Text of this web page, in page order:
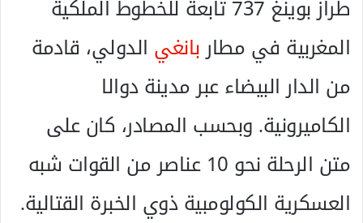
طراز بوينغ 737 تابعة للخطوط الملكية
المغربية في مطاربانغي الدولي، قادمة
من الدار البيضاء عبر مدينة دوالا
الكاميرونية. وبحسب المصادر، كان على
متن الرحلة نحو 10 عناصر من القوات شبه
العسكرية الكولومبية ذوي الخبرة القتالية.